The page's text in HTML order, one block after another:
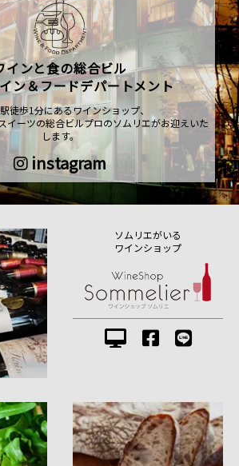
インと食の総合ビル
ン＆フードデパートメント
徒歩1分にあるワインショップ、
イーツの総合ビルプロのソムリエがお迎えいた
します。
instagram
ソムリエがいる
ワインショップ